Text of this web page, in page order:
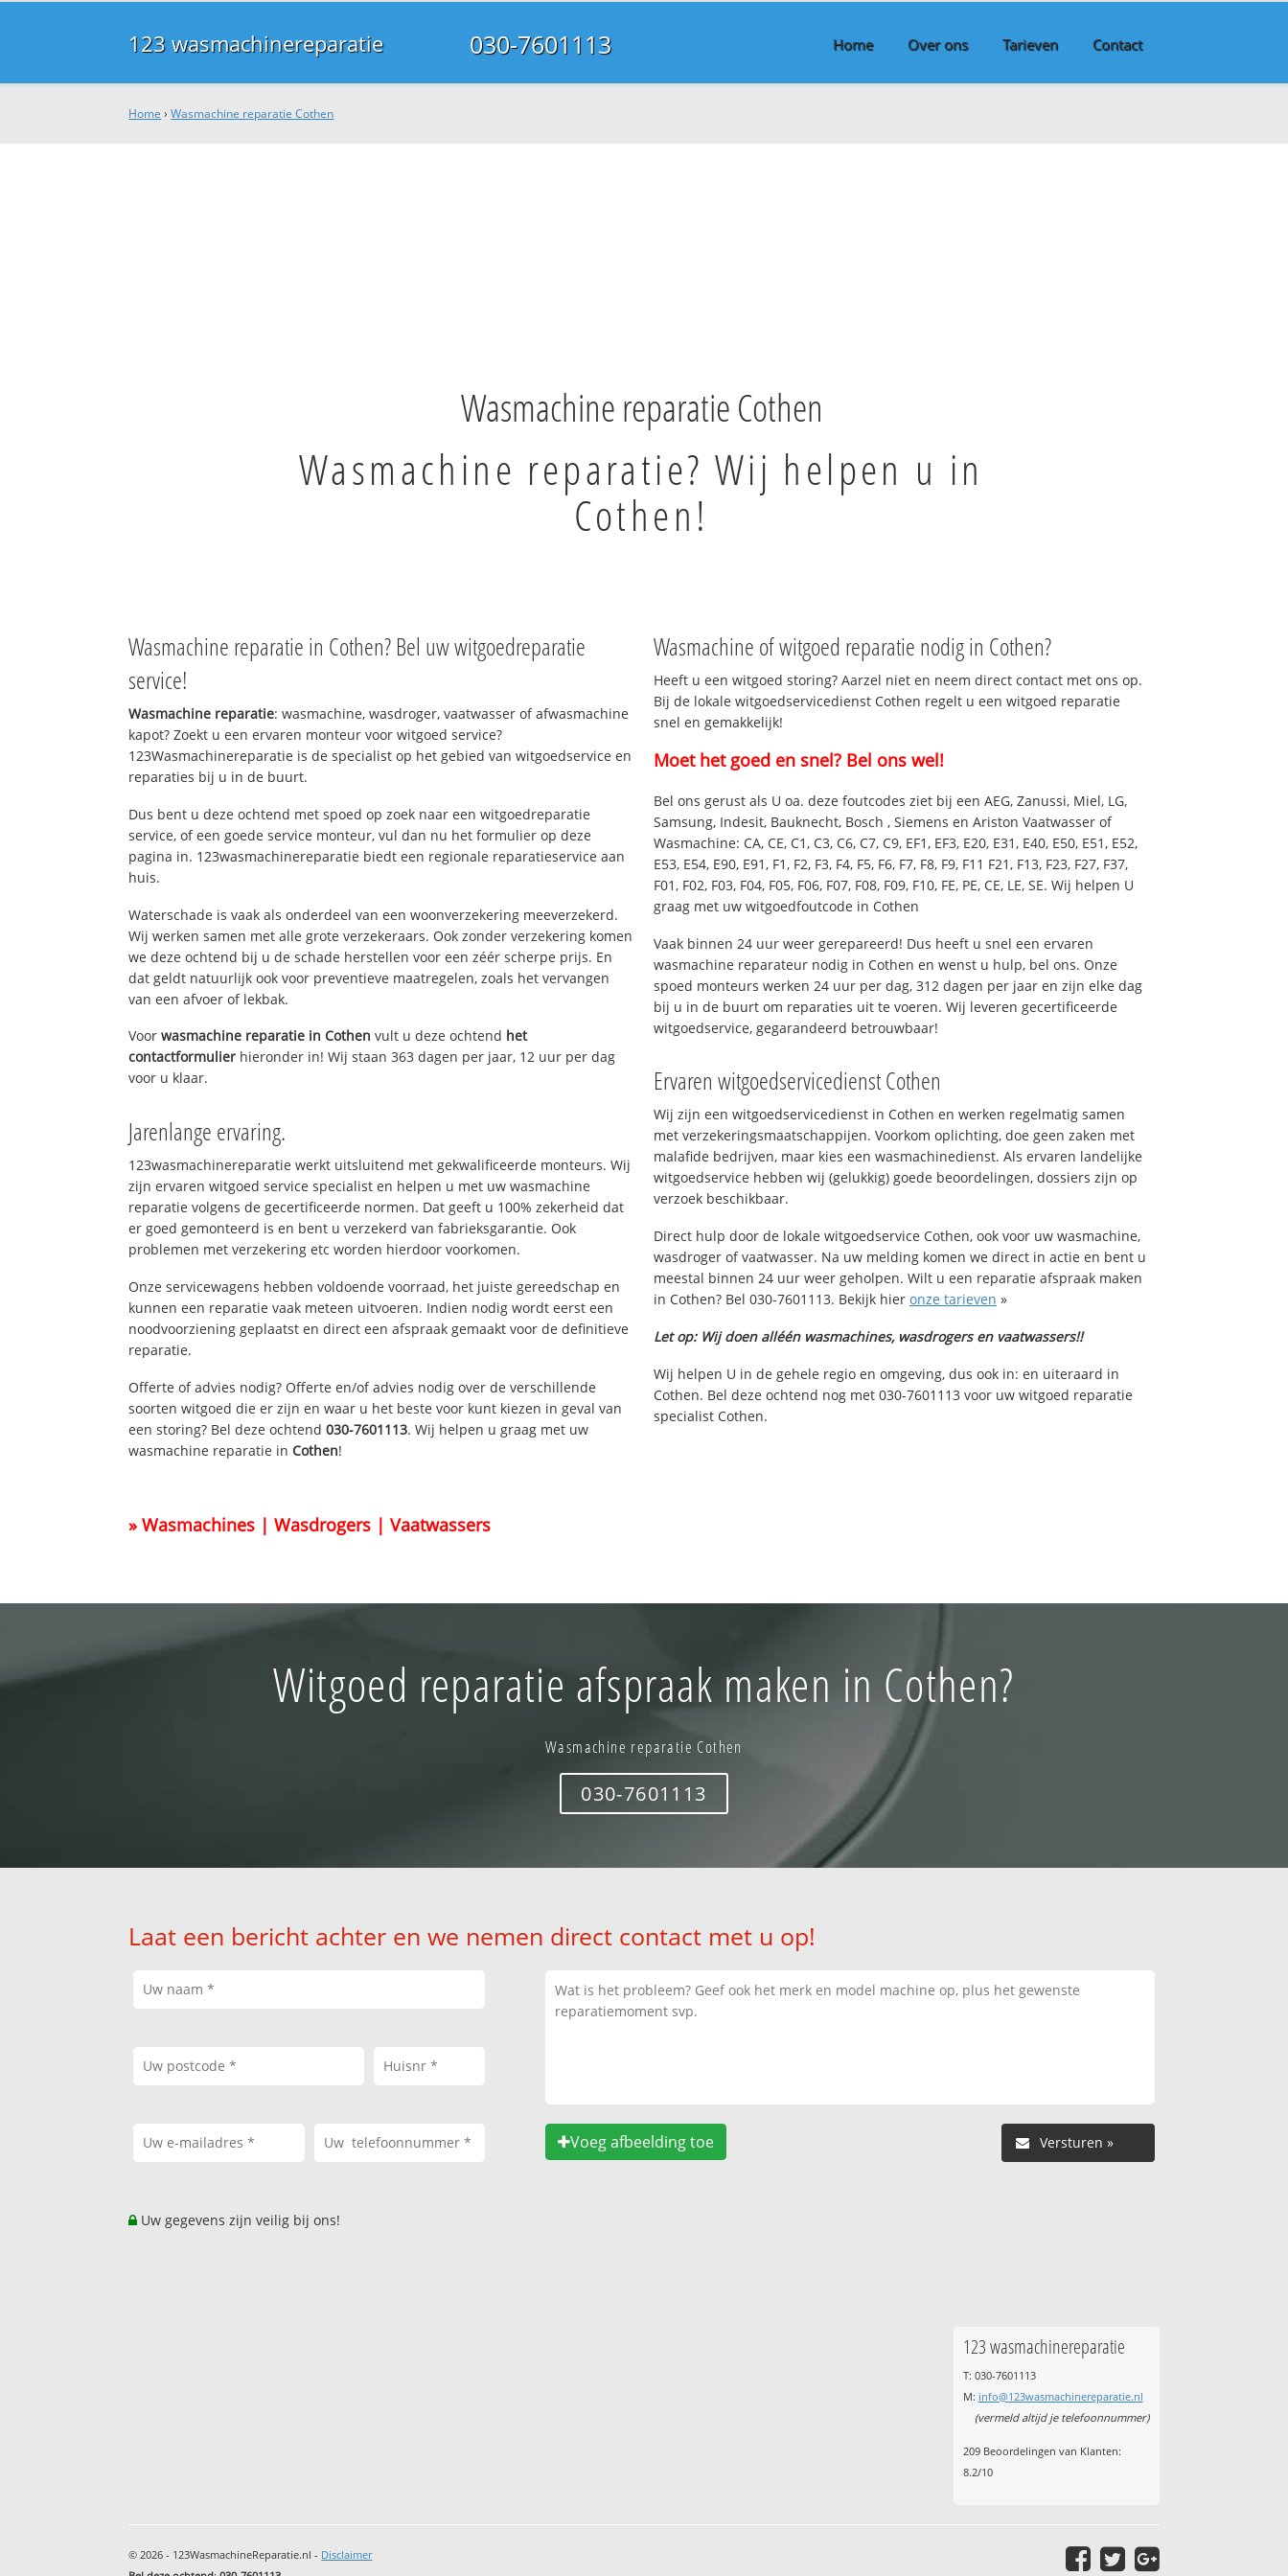
123 wasmachinereparatie 030-7601113 Home Over ons Tarieven Contact
Home ›Wasmachine reparatie Cothen
Wasmachine reparatie Cothen
Wasmachine reparatie? Wij helpen u in
Cothen!
Wasmachine reparatie in Cothen? Bel uw witgoedreparatie
service!
Wasmachine reparatie: wasmachine, wasdroger, vaatwasser of afwasmachine
kapot? Zoekt u een ervaren monteur voor witgoed service?
123Wasmachinereparatie is de specialist op het gebied van witgoedservice en
reparaties bij u in de buurt.
Dus bent u deze ochtend met spoed op zoek naar een witgoedreparatie
service, of een goede service monteur, vul dan nu het formulier op deze
pagina in. 123wasmachinereparatie biedt een regionale reparatieservice aan
huis.
Waterschade is vaak als onderdeel van een woonverzekering meeverzekerd.
Wij werken samen met alle grote verzekeraars. Ook zonder verzekering komen
we deze ochtend bij u de schade herstellen voor een zéér scherpe prijs. En
dat geldt natuurlijk ook voor preventieve maatregelen, zoals het vervangen
van een afvoer of lekbak.
Voorwasmachine reparatie in Cothen vult u deze ochtend het
contactformulier hieronder in! Wij staan 363 dagen per jaar, 12 uur per dag
voor u klaar.
Jarenlange ervaring.
123wasmachinereparatie werkt uitsluitend met gekwalificeerde monteurs. Wij
zijn ervaren witgoed service specialist en helpen u met uw wasmachine
reparatie volgens de gecertificeerde normen. Dat geeft u 100% zekerheid dat
er goed gemonteerd is en bent u verzekerd van fabrieksgarantie. Ook
problemen met verzekering etc worden hierdoor voorkomen.
Onze servicewagens hebben voldoende voorraad, het juiste gereedschap en
kunnen een reparatie vaak meteen uitvoeren. Indien nodig wordt eerst een
noodvoorziening geplaatst en direct een afspraak gemaakt voor de definitieve
reparatie.
Offerte of advies nodig? Offerte en/of advies nodig over de verschillende
soorten witgoed die er zijn en waar u het beste voor kunt kiezen in geval van
een storing? Bel deze ochtend030-7601113. Wij helpen u graag met uw
wasmachine reparatie inCothen!
» Wasmachines | Wasdrogers | Vaatwassers
Wasmachine of witgoed reparatie nodig in Cothen?
Heeft u een witgoed storing? Aarzel niet en neem direct contact met ons op.
Bij de lokale witgoedservicedienst Cothen regelt u een witgoed reparatie
snel en gemakkelijk!
Moet het goed en snel? Bel ons wel!
Bel ons gerust als U oa. deze foutcodes ziet bij een AEG, Zanussi, Miel, LG,
Samsung, Indesit, Bauknecht, Bosch , Siemens en Ariston Vaatwasser of
Wasmachine: CA, CE, C1, C3, C6, C7, C9, EF1, EF3, E20, E31, E40, E50, E51, E52,
E53, E54, E90, E91, F1, F2, F3, F4, F5, F6, F7, F8, F9, F11 F21, F13, F23, F27, F37,
F01, F02, F03, F04, F05, F06, F07, F08, F09, F10, FE, PE, CE, LE, SE. Wij helpen U
graag met uw witgoedfoutcode in Cothen
Vaak binnen 24 uur weer gerepareerd! Dus heeft u snel een ervaren
wasmachine reparateur nodig in Cothen en wenst u hulp, bel ons. Onze
spoed monteurs werken 24 uur per dag, 312 dagen per jaar en zijn elke dag
bij u in de buurt om reparaties uit te voeren. Wij leveren gecertificeerde
witgoedservice, gegarandeerd betrouwbaar!
Ervaren witgoedservicedienst Cothen
Wij zijn een witgoedservicedienst in Cothen en werken regelmatig samen
met verzekeringsmaatschappijen. Voorkom oplichting, doe geen zaken met
malafide bedrijven, maar kies een wasmachinedienst. Als ervaren landelijke
witgoedservice hebben wij (gelukkig) goede beoordelingen, dossiers zijn op
verzoek beschikbaar.
Direct hulp door de lokale witgoedservice Cothen, ook voor uw wasmachine,
wasdroger of vaatwasser. Na uw melding komen we direct in actie en bent u
meestal binnen 24 uur weer geholpen. Wilt u een reparatie afspraak maken
in Cothen? Bel 030-7601113. Bekijk hier onze tarieven »
Let op: Wij doen alléén wasmachines, wasdrogers en vaatwassers!!
Wij helpen U in de gehele regio en omgeving, dus ook in: en uiteraard in
Cothen. Bel deze ochtend nog met 030-7601113 voor uw witgoed reparatie
specialist Cothen.
Witgoed reparatie afspraak maken in Cothen?
Wasmachine reparatie Cothen
030-7601113
Laat een bericht achter en we nemen direct contact met u op!
Voeg afbeelding toe
Uw gegevens zijn veilig bij ons!
123 wasmachinereparatie
T: 030-7601113
M: info@123wasmachinereparatie.nl
(vermeld altijd je telefoonnummer)
209Beoordelingen van Klanten:
8.2/10
© 2026 - 123WasmachineReparatie.nl - Disclaimer